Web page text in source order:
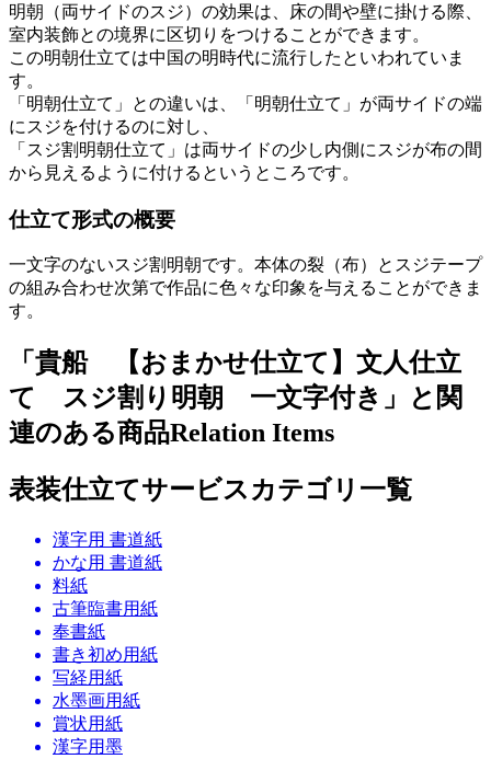
明朝（両サイドのスジ）の効果は、床の間や壁に掛ける際、
室内装飾との境界に区切りをつけることができます。
この明朝仕立ては中国の明時代に流行したといわれていま
す。
「明朝仕立て」との違いは、「明朝仕立て」が両サイドの端
にスジを付けるのに対し、
「スジ割明朝仕立て」は両サイドの少し内側にスジが布の間
から見えるように付けるというところです。
仕立て形式の概要
一文字のないスジ割明朝です。本体の裂（布）とスジテープ
の組み合わせ次第で作品に色々な印象を与えることができま
す。
「貴船 【おまかせ仕立て】文人仕立
て スジ割り明朝 一文字付き」と関
連のある商品Relation Items
表装仕立てサービスカテゴリ一覧
漢字用 書道紙
かな用 書道紙
料紙
古筆臨書用紙
奉書紙
書き初め用紙
写経用紙
水墨画用紙
賞状用紙
漢字用墨